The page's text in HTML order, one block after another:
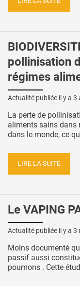
pollinisation
régimes
Actualité publiée il y a 3
La perte de
aliments sains dans
dans le monde, ce
LIRE LA SUITE
Le VAPING
Actualité publiée il y a 3
Moins documenté
passif aussi
poumons . Cette